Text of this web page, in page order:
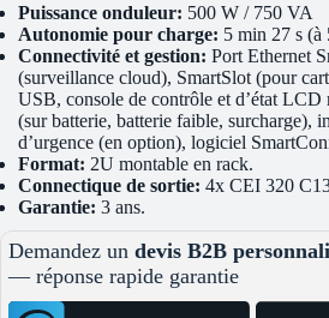
Puissance onduleur: 500 W / 750 VA
Autonomie pour charge: 5 min 27 s (à
Connectivité et gestion: Port Ethernet
(surveillance cloud), SmartSlot (pour
USB, console de contrôle et d’état
(sur batterie, batterie faible, surcharge),
d’urgence (en option), logiciel
Format: 2U montable en rack.
Connectique de sortie: 4x CEI 320
Garantie: 3 ans.
Demandez un devis B2B
— réponse rapide garantie